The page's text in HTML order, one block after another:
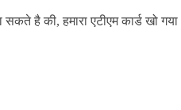
है की, हमारा एटीएम कार्ड खो गया